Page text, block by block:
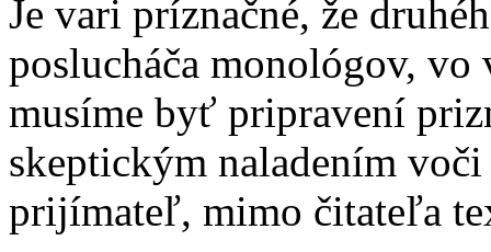
Je vari príznačné, že
poslucháča monológov,
musíme byť pripravení
skeptickým naladením
prijímateľ, mimo čitateľa